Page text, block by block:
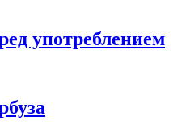
употреблением